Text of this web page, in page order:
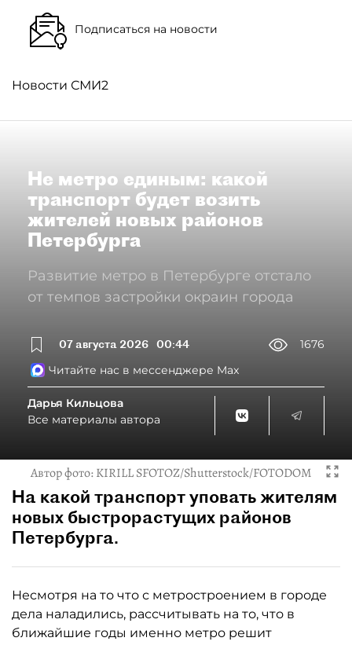
Подписаться на новости
Новости СМИ2
Не метро единым: какой
транспорт будет возить
жителей новых районов
Петербурга
Развитие метро в Петербурге отстало
от темпов застройки окраин города
07 августа 2026 00:44
1676
Читайте нас в мессенджере Max
Дарья Кильцова
Все материалы автора
Автор фото:KIRILL SFOTOZ/Shutterstock/FOTODOM
На какой транспорт уповать жителям
новых быстрорастущих районов
Петербурга.
Несмотря на то что с метростроением в городе
дела наладились, рассчитывать на то, что в
ближайшие годы именно метро решит